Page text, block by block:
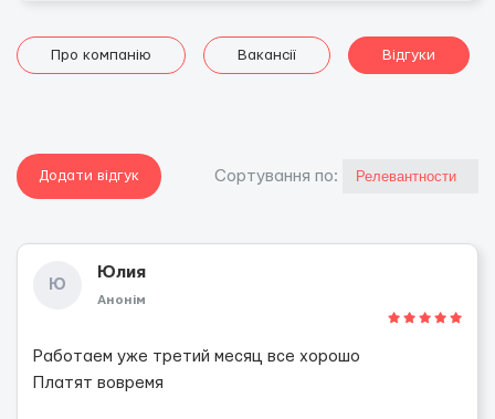
Про компанію Вакансії Відгуки
Додати відгук Сортування по:
Ю
Юлия
Анонім
Работаем уже третий месяц все хорошо
Платят вовремя